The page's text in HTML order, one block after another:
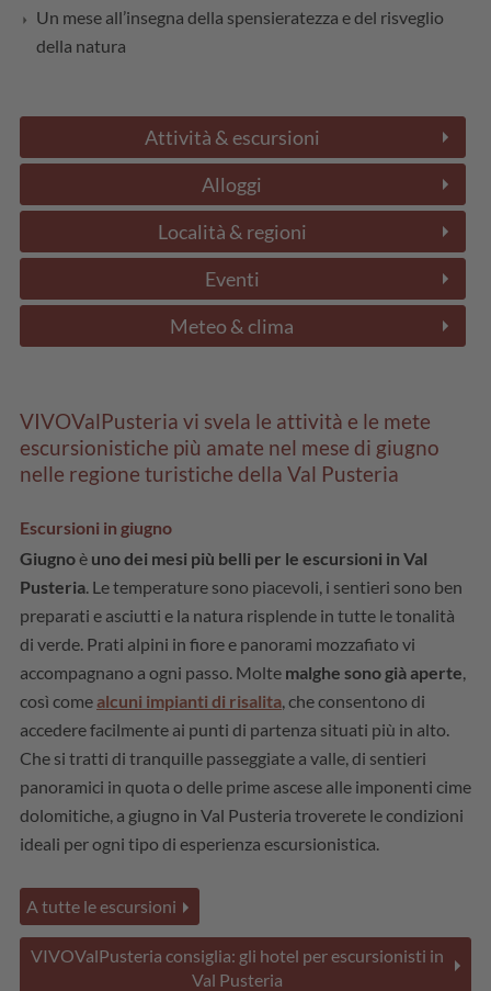
Un mese all’insegna della spensieratezza e del risveglio
della natura
Attività & escursioni
Alloggi
Località & regioni
Eventi
Meteo & clima
VIVOValPusteria vi svela le attività e le mete
escursionistiche più amate nel mese di giugno
nelle regione turistiche della Val Pusteria
Escursioni in giugno
Giugnoè uno dei mesi più belli per le escursioni in Val
Pusteria . Le temperature sono piacevoli, i sentieri sono ben
preparati e asciutti e la natura risplende in tutte le tonalità
di verde. Prati alpini in fiore e panorami mozzafiato vi
accompagnano a ogni passo. Molte malghe sono già aperte
così come alcuni impianti di risalita , che consentono di
accedere facilmente ai punti di partenza situati più in alto.
Che si tratti di tranquille passeggiate a valle, di sentieri
panoramici in quota o delle prime ascese alle imponenti cime
dolomitiche, a giugno in Val Pusteria troverete le condizioni
ideali per ogni tipo di esperienza escursionistica.
A tutte le escursioni
VIVOValPusteria consiglia: gli hotel per escursionisti in
Val Pusteria